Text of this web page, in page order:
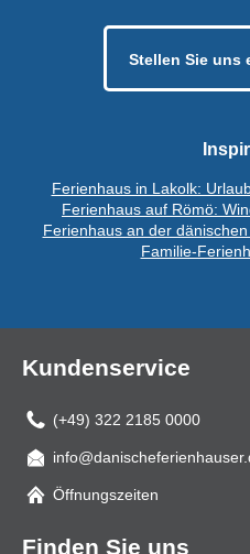
Stellen Sie uns
Ferienhaus in Lakolk:
Ferienhaus auf Römö:
Ferienhaus an der
Familie-
Kundenservice
(+49) 322 2185 0000
Mail
Öffnungszeiten
Finden Sie uns